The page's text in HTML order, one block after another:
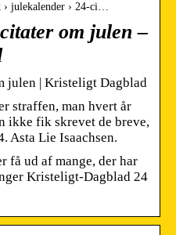
julekalender › 24-ci…
om julen –
julen | Kristeligt Dagblad
straffen, man hvert år
ikke fik skrevet de breve,
Asta Lie Isaachsen.
få ud af mange, der har
Kristeligt-Dagblad 24